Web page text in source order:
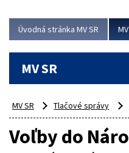
Úvodná stránka MV SR
MV SR
MV SR Tlačové správy
Voľby do